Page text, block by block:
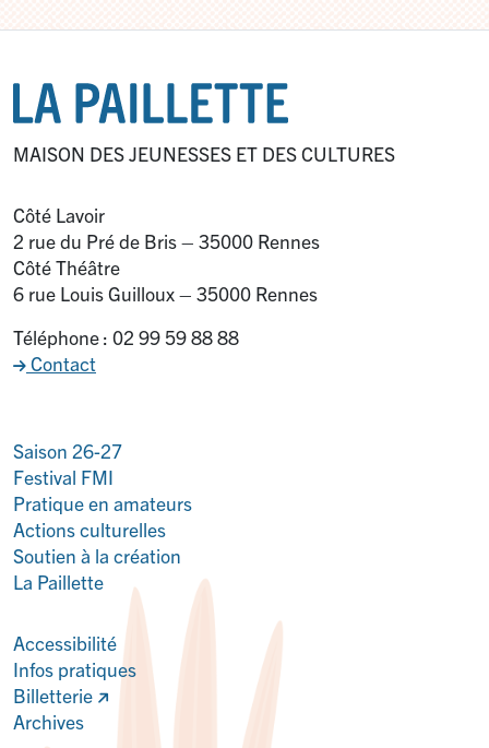
MAISON DES JEUNESSES ET DES CULTURES
Côté Lavoir
2 rue du Pré de Bris – 35000 Rennes
Côté Théâtre
6 rue Louis Guilloux – 35000 Rennes
Téléphone : 02 99 59 88 88
Contact
Saison 26-27
Festival FMI
Pratique en amateurs
Actions culturelles
Soutien à la création
La Paillette
Accessibilité
Infos pratiques
Billetterie
Archives